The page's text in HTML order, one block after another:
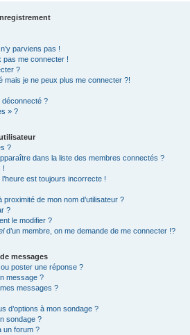
parviens pas !
pas me connecter !
?
mais je ne peux plus me connecter ?!
déconnecté ?
» ?
?
dans la liste des membres connectés ?
!
est toujours incorrecte !
de mon nom d’utilisateur ?
?
le modifier ?
d’un membre, on me demande de me connecter !?
messages
poster une réponse ?
message ?
messages ?
d’options à mon sondage ?
sondage ?
un forum ?